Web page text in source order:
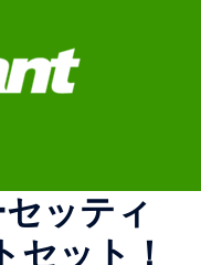
ッティ
セット！